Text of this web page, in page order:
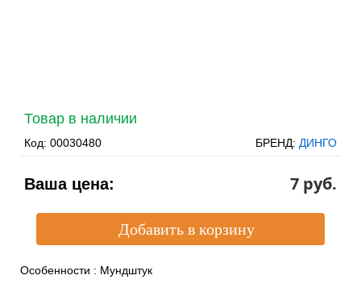
Товар в наличии
Код: 00030480 БРЕНД: ДИНГО
Ваша цена: 7 pуб.
Особенности : Мундштук